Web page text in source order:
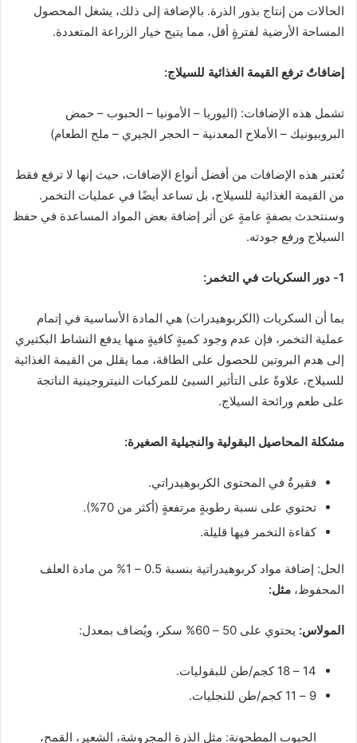
الحالات من إنتاج بذور الذرة. بالإضافة إلى ذلك، يشغل المحصول
المساحة الأرضية لفترةٍ أقل، مما يتيح خيار الزراعة المتعددة.
إضافاتٌ ترفع القيمة الغذائية للسيلاج:
تشمل هذه الإضافات: (اليوريا – الأمونيا – الحبوب – حمض
البروبيونيك – الأملاح المعدنية – الحجر الجيري – ملح الطعام)
تُعتبر هذه الإضافات من أفضل أنواع الإضافات، حيث إنها لا ترفع فقط
من القيمة الغذائية للسيلاج، بل تساعد أيضًا في عمليات التخمر.
وسنتحدث بصفةٍ عامةٍ عن أثر إضافة بعض المواد المساعدة في حفظ
السيلاج ورفع جودته.
1- دور السكريات في التخمر:
بما أن السكريات (الكربوهيدرات) هي المادة الأساسية في إتمام
عملية التخمر، فإن عدم وجود كميةٍ كافيةٍ منها يدفع النشاط البكتيري
إلى هدم البروتين للحصول على الطاقة، مما يقلل من القيمة الغذائية
للسيلاج، علاوةً على التأثير السيئ للمركبات النيتروجينية الناتجة
على طعم ورائحة السيلاج.
مشكلة المحاصيل البقولية والنجيلية الصغيرة:
فقيرةٌ في المحتوى الكربوهيدراتي.
تحتوي على نسبة رطوبةٍ مرتفعةٍ (أكثر من 70%).
كفاءة التخمر فيها قليلة.
الحل: إضافة مواد كربوهيدراتية بنسبة 0.5 – 1% من مادة العلف
المحفوظ، مثل:
المولاس: يحتوي على 50 – 60% سكر، ويُضاف بمعدل:
14 – 18 كجم/طن للبقوليات.
9 – 11 كجم/طن للنجليات.
الحبوب المطحونة: مثل الذرة المجروشة، الشعير، القمح،